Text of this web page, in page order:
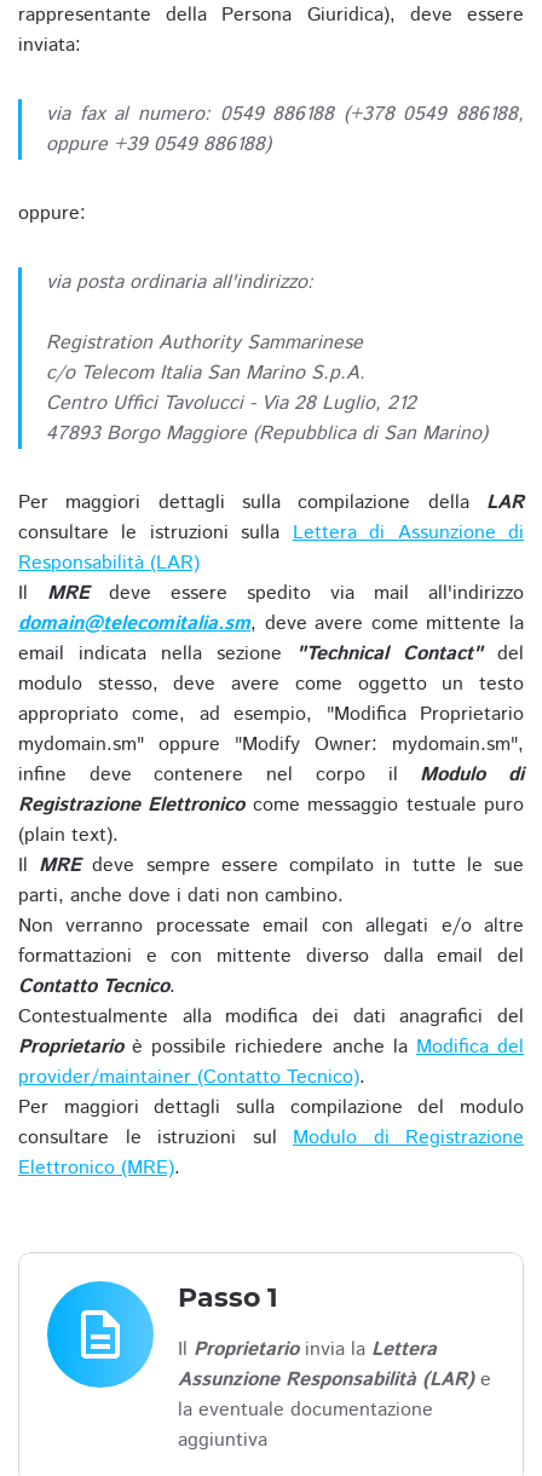
rappresentante della Persona Giuridica), deve essere
inviata:
via fax al numero: 0549 886188 (+378 0549 886188,
oppure +39 0549 886188)
oppure:
via posta ordinaria all'indirizzo:
Registration Authority Sammarinese
c/o Telecom Italia San Marino S.p.A.
Centro Uffici Tavolucci - Via 28 Luglio, 212
47893 Borgo Maggiore (Repubblica di San Marino)
Per maggiori dettagli sulla compilazione della LAR
consultare le istruzioni sullaLettera di Assunzione di
Responsabilità (LAR)
Il MREdeve essere spedito via mail all'indirizzo
domain@telecomitalia.sm, deve avere come mittente la
email indicata nella sezione
"Technical Contact"del
modulo stesso, deve avere come oggetto un testo
appropriato come, ad esempio, "Modifica Proprietario
mydomain.sm" oppure "Modify Owner: mydomain.sm",
infine deve contenere nel corpo il Modulo di
Registrazione Elettronicocome messaggio testuale puro
(plain text).
Il MREdeve sempre essere compilato in tutte le sue
parti, anche dove i dati non cambino.
Non verranno processate email con allegati e/o altre
formattazioni e con mittente diverso dalla email del
Contatto Tecnico.
Contestualmente alla modifica dei dati anagrafici del
Proprietarioè possibile richiedere anche laModifica del
provider/maintainer (Contatto Tecnico).
Per maggiori dettagli sulla compilazione del modulo
consultare le istruzioni sul Modulo di Registrazione
Elettronico (MRE).
description
Passo 1
Il Proprietarioinvia la Lettera
Assunzione Responsabilità (LAR)e
la eventuale documentazione
aggiuntiva